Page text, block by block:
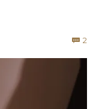
 2